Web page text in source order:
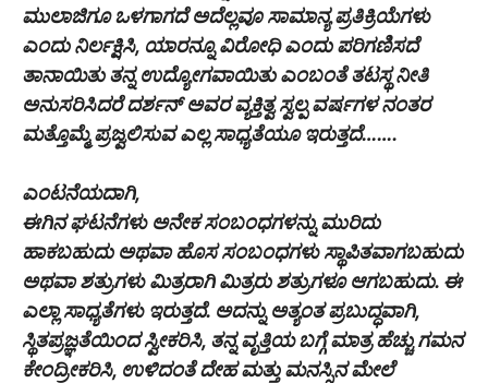
ಮುಲಾಜಿಗೂ ಒಳಗಾಗದೆ ಅದೆಲ್ಲವೂ ಸಾಮಾನ್ಯ ಪ್ರತಿಕ್ರಿಯೆಗಳು
ಎಂದು ನಿರ್ಲಕ್ಷಿಸಿ, ಯಾರನ್ನೂ ವಿರೋಧಿ ಎಂದು ಪರಿಗಣಿಸದೆ
ತಾನಾಯಿತು ತನ್ನ ಉದ್ಯೋಗವಾಯಿತು ಎಂಬಂತೆ ತಟಸ್ಥ ನೀತಿ
ಅನುಸರಿಸಿದರೆ ದರ್ಶನ್ ಅವರ ವ್ಯಕ್ತಿತ್ವ ಸ್ವಲ್ಪ ವರ್ಷಗಳ ನಂತರ
ಮತ್ತೊಮ್ಮೆ ಪ್ರಜ್ವಲಿಸುವ ಎಲ್ಲ ಸಾಧ್ಯತೆಯೂ ಇರುತ್ತದೆ…….
ಎಂಟನೆಯದಾಗಿ,
ಈಗಿನ ಘಟನೆಗಳು ಅನೇಕ ಸಂಬಂಧಗಳನ್ನು ಮುರಿದು
ಹಾಕಬಹುದು ಅಥವಾ ಹೊಸ ಸಂಬಂಧಗಳು ಸ್ಥಾಪಿತವಾಗಬಹುದು
ಅಥವಾ ಶತ್ರುಗಳು ಮಿತ್ರರಾಗಿ ಮಿತ್ರರು ಶತ್ರುಗಳೂ ಆಗಬಹುದು. ಈ
ಎಲ್ಲಾ ಸಾಧ್ಯತೆಗಳು ಇರುತ್ತದೆ. ಅದನ್ನು ಅತ್ಯಂತ ಪ್ರಬುದ್ಧವಾಗಿ,
ಸ್ಥಿತಪ್ರಜ್ಞತೆಯಿಂದ ಸ್ವೀಕರಿಸಿ, ತನ್ನ ವೃತ್ತಿಯ ಬಗ್ಗೆ ಮಾತ್ರ ಹೆಚ್ಚು ಗಮನ
ಕೇಂದ್ರೀಕರಿಸಿ, ಉಳಿದಂತೆ ದೇಹ ಮತ್ತು ಮನಸ್ಸಿನ ಮೇಲೆ